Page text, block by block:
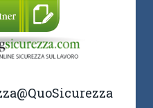
@QuoSicurezza